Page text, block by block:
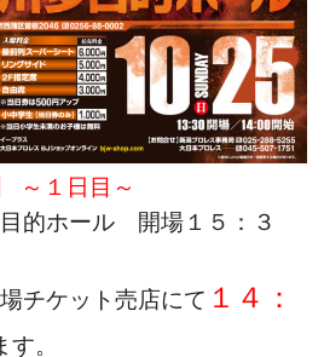
～１日目～
的ホール 開場１５：３
チケット売店にて １４：
。